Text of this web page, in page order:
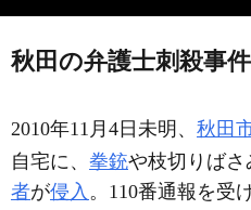
秋田の弁護士刺殺事件
2010年11月4日未明、 秋田
自宅に、 拳銃や枝切りばさ
者が侵入 。110番通報を受